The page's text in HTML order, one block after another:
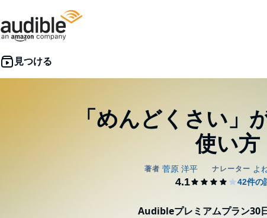
「めんどくさい」
使い方
Audibleプレミアムプラン30